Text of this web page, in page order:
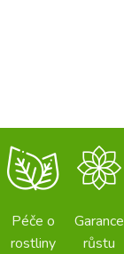
Péče o
rostliny
Garance
růstu